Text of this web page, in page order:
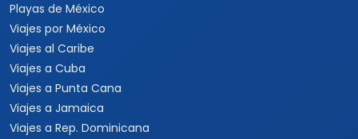
Playas de México
Viajes por México
Viajes al Caribe
Viajes a Cuba
Viajes a Punta Cana
Viajes a Jamaica
Viajes a Rep. Dominicana